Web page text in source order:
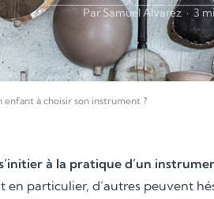
Par Samuel Alvarez · 3
enfant à choisir son instrument ?
à la pratique d’un
particulier, d’autres peuvent